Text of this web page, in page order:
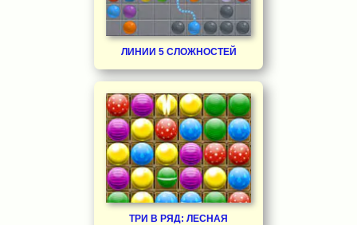
ЛИНИИ 5 СЛОЖНОСТЕЙ
ТРИ В РЯД: ЛЕСНАЯ